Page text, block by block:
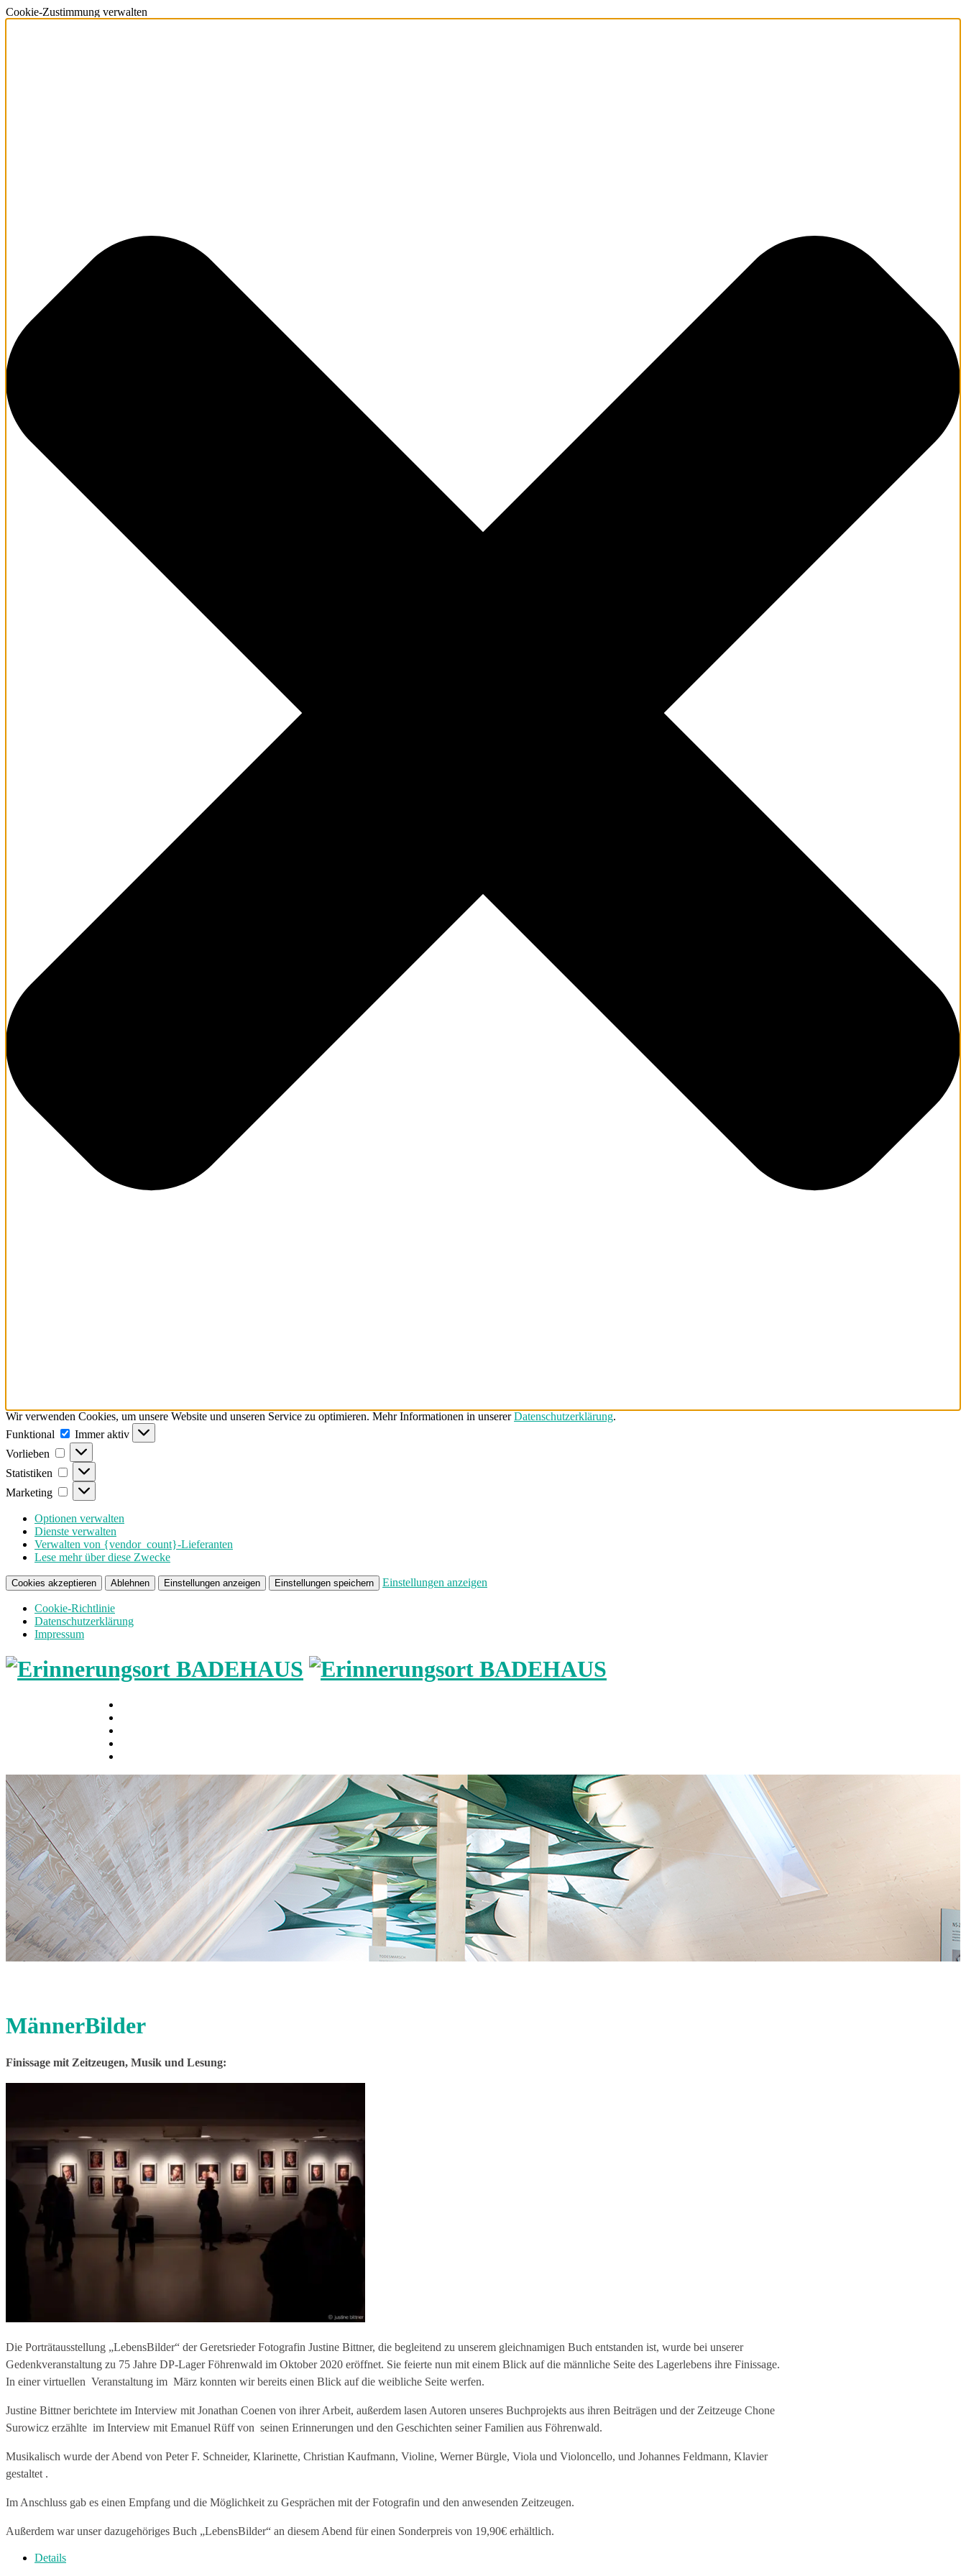
Cookie-Zustimmung verwalten
Wir verwenden Cookies, um unsere Website und unseren Service zu optimieren. Mehr Informationen in unsererDatenschutzerklärung.
Funktional
Funktional
Immer aktiv
Vorlieben
Vorlieben
Statistiken Statistiken
Marketing Marketing
Optionen verwalten
Dienste verwalten
Verwalten von {vendor_count}-Lieferanten
Lese mehr über diese Zwecke
Cookies akzeptieren Ablehnen Einstellungen anzeigen Einstellungen speichern Einstellungen anzeigen
Cookie-Richtlinie
Datenschutzerklärung
Impressum
MännerBilder
Finissage mit Zeitzeugen, Musik und Lesung:
Die Porträtausstellung „LebensBilder“ der Geretsrieder Fotografin Justine Bittner, die begleitend zu unserem gleichnamigen Buch entstanden ist, wurde bei unserer
Gedenkveranstaltung zu 75 Jahre DP-Lager Föhrenwald im Oktober 2020 eröffnet. Sie feierte nun mit einem Blick auf die männliche Seite des Lagerlebens ihre Finissage.
In einer virtuellen Veranstaltung im März konnten wir bereits einen Blick auf die weibliche Seite werfen.
Justine Bittner berichtete im Interview mit Jonathan Coenen von ihrer Arbeit, außerdem lasen Autoren unseres Buchprojekts aus ihren Beiträgen und der Zeitzeuge Chone
Surowicz erzählte im Interview mit Emanuel Rüff von seinen Erinnerungen und den Geschichten seiner Familien aus Föhrenwald.
Musikalisch wurde der Abend von Peter F. Schneider, Klarinette, Christian Kaufmann, Violine, Werner Bürgle, Viola und Violoncello, und Johannes Feldmann, Klavier
gestaltet .
Im Anschluss gab es einen Empfang und die Möglichkeit zu Gesprächen mit der Fotografin und den anwesenden Zeitzeugen.
Außerdem war unser dazugehöriges Buch „LebensBilder“ an diesem Abend für einen Sonderpreis von 19,90€ erhältlich.
Details